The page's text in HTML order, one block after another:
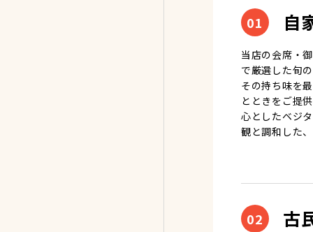
01 自
当店の会席・
で厳選した旬
その持ち味を
とときをご提
心としたベジ
観と調和した
02 古